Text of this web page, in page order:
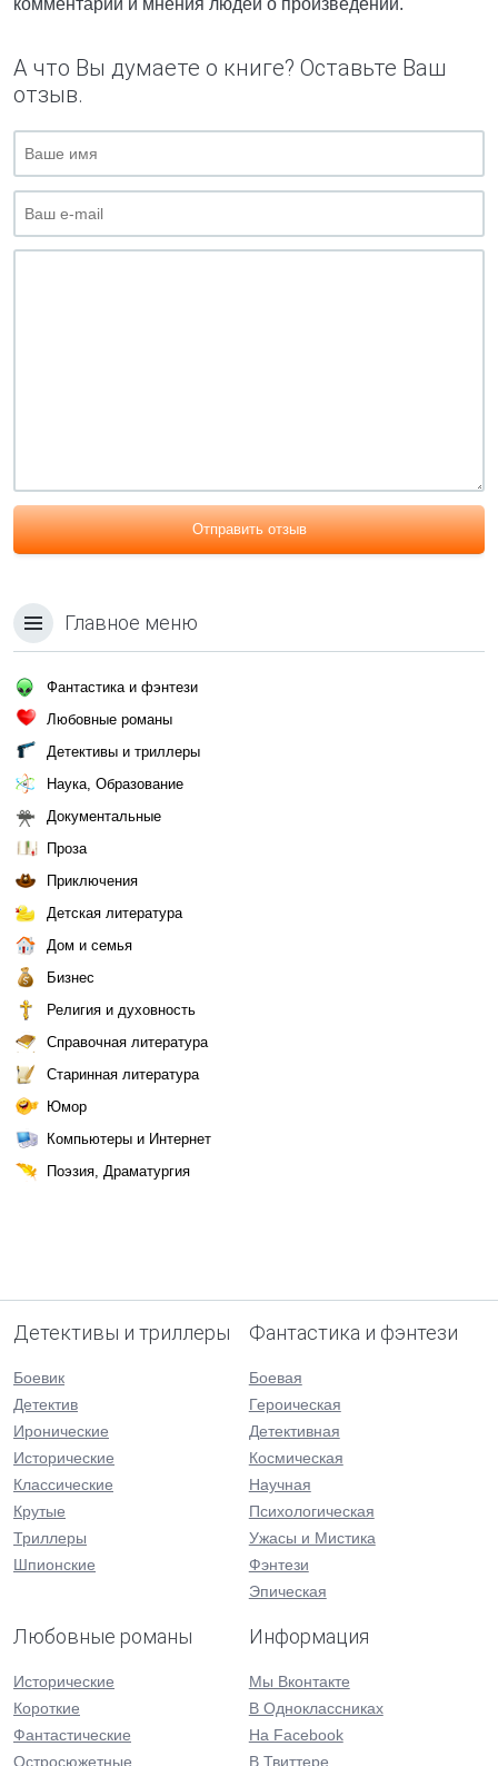
комментарии и мнения людей о произведении.
А что Вы думаете о книге? Оставьте Ваш
отзыв.
Отправить отзыв
Главное меню
Фантастика и фэнтези
Любовные романы
Детективы и триллеры
Наука, Образование
Документальные
Проза
Приключения
Детская литература
Дом и семья
Бизнес
Религия и духовность
Справочная литература
Старинная литература
Юмор
Компьютеры и Интернет
Поэзия, Драматургия
Детективы и триллеры
Боевик
Детектив
Иронические
Исторические
Классические
Крутые
Триллеры
Шпионские
Фантастика и фэнтези
Боевая
Героическая
Детективная
Космическая
Научная
Психологическая
Ужасы и Мистика
Фэнтези
Эпическая
Любовные романы
Исторические
Короткие
Фантастические
Остросюжетные
Информация
Мы Вконтакте
В Одноклассниках
На Facebook
В Твиттере